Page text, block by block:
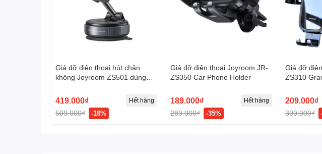
Giá đỡ điện thoại hút chân
không Joyroom ZS501 dùng
419.000₫
509.000₫ -18%
Hết hàng
Giá đỡ điện thoại Joyroom JR-
ZS350 Car Phone Holder
189.000₫
289.000₫ -35%
Hết hàng
Giá đỡ
ZS310
209.000₫
309.000₫